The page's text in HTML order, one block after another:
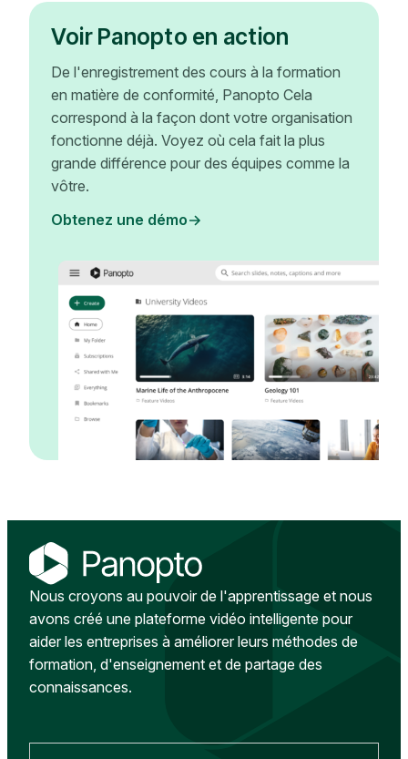
Voir Panopto en action
De l'enregistrement des cours à la formation
en matière de conformité, Panopto Cela
correspond à la façon dont votre organisation
fonctionne déjà. Voyez où cela fait la plus
grande différence pour des équipes comme la
vôtre.
Obtenez une démo
Nous croyons au pouvoir de l'apprentissage et nous
avons créé une plateforme vidéo intelligente pour
aider les entreprises à améliorer leurs méthodes de
formation, d'enseignement et de partage des
connaissances.